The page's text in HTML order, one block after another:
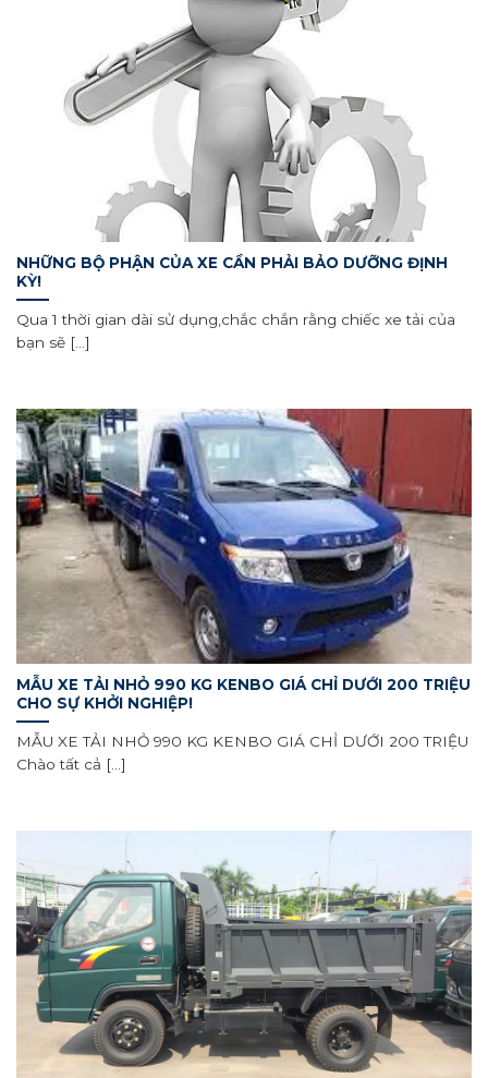
NHỮNG BỘ PHẬN CỦA XE CẦN PHẢI BẢO DƯỠNG ĐỊNH
KỲ!
Qua 1 thời gian dài sử dụng,chắc chắn rằng chiếc xe tải của
bạn sẽ [...]
MẪU XE TẢI NHỎ 990 KG KENBO GIÁ CHỈ DƯỚI 200 TRIỆU
CHO SỰ KHỞI NGHIỆP!
MẪU XE TẢI NHỎ 990 KG KENBO GIÁ CHỈ DƯỚI 200 TRIỆU
Chào tất cả [...]